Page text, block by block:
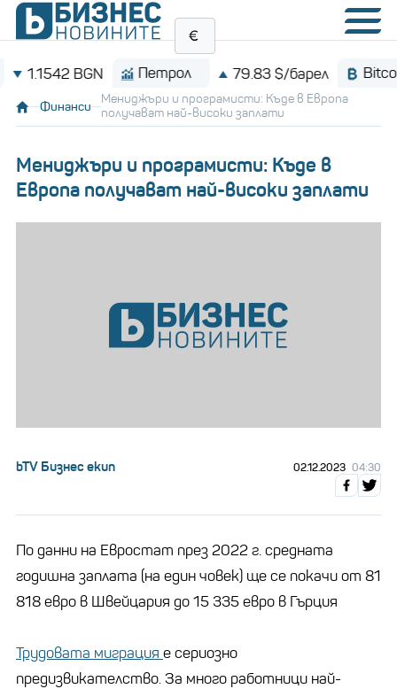
BGN Петрол 79.83 $/барел Bitcoin
Финанси
Мениджъри и програмисти: Къде в Европа
получават най-високи заплати
Мениджъри и програмисти: Къде в
Европа получават най-високи заплати
bTV Бизнес екип 02.12.2023 04:30
По данни на Евростат през 2022 г. средната
годишна заплата (на един човек) ще се покачи от 81
818 евро в Швейцария до 15 335 евро в Гърция
Трудовата миграция е сериозно
предизвикателство. За много работници най-